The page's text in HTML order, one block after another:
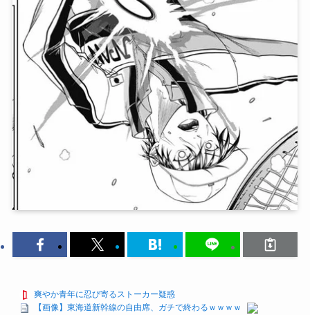
爽やか青年に忍び寄るストーカー疑惑
【画像】東海道新幹線の自由席、ガチで終わるｗｗｗｗ